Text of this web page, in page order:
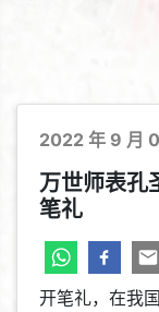
2022 年 9 月
万世师表孔
笔礼
开笔礼，在我